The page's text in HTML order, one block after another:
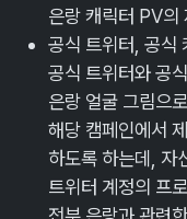
은랑 캐릭터 PV의
공식 트위터, 공식
공식 트위터와 공
은랑 얼굴 그림으
해당 캠페인에서
하도록 하는데, 자
트위터 계정의 프